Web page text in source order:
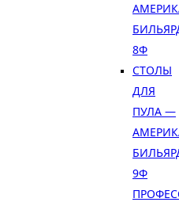
8Ф
СТОЛЫ
ДЛЯ
ПУЛА —
9Ф